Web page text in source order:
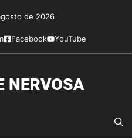
de 2026
Facebook YouTube